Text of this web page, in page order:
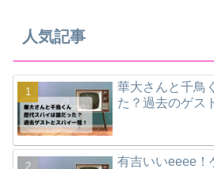
人気記事
華大さんと千鳥
た？過去のゲス
有吉いいeeee！